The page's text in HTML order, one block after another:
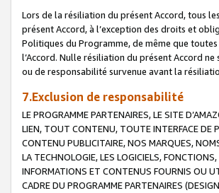
Lors de la résiliation du présent Accord, tous
présent Accord, à l’exception des droits et
Politiques du Programme, de même que
l’Accord. Nulle résiliation du présent Accord
ou de responsabilité survenue avant la
7.Exclusion de responsabilité
LE PROGRAMME PARTENAIRES, LE SITE
LIEN, TOUT CONTENU, TOUTE INTERFACE DE
CONTENU PUBLICITAIRE, NOS MARQUES,
LA TECHNOLOGIE, LES LOGICIELS,
INFORMATIONS ET CONTENUS FOURNIS OU
CADRE DU PROGRAMME PARTENAIRES